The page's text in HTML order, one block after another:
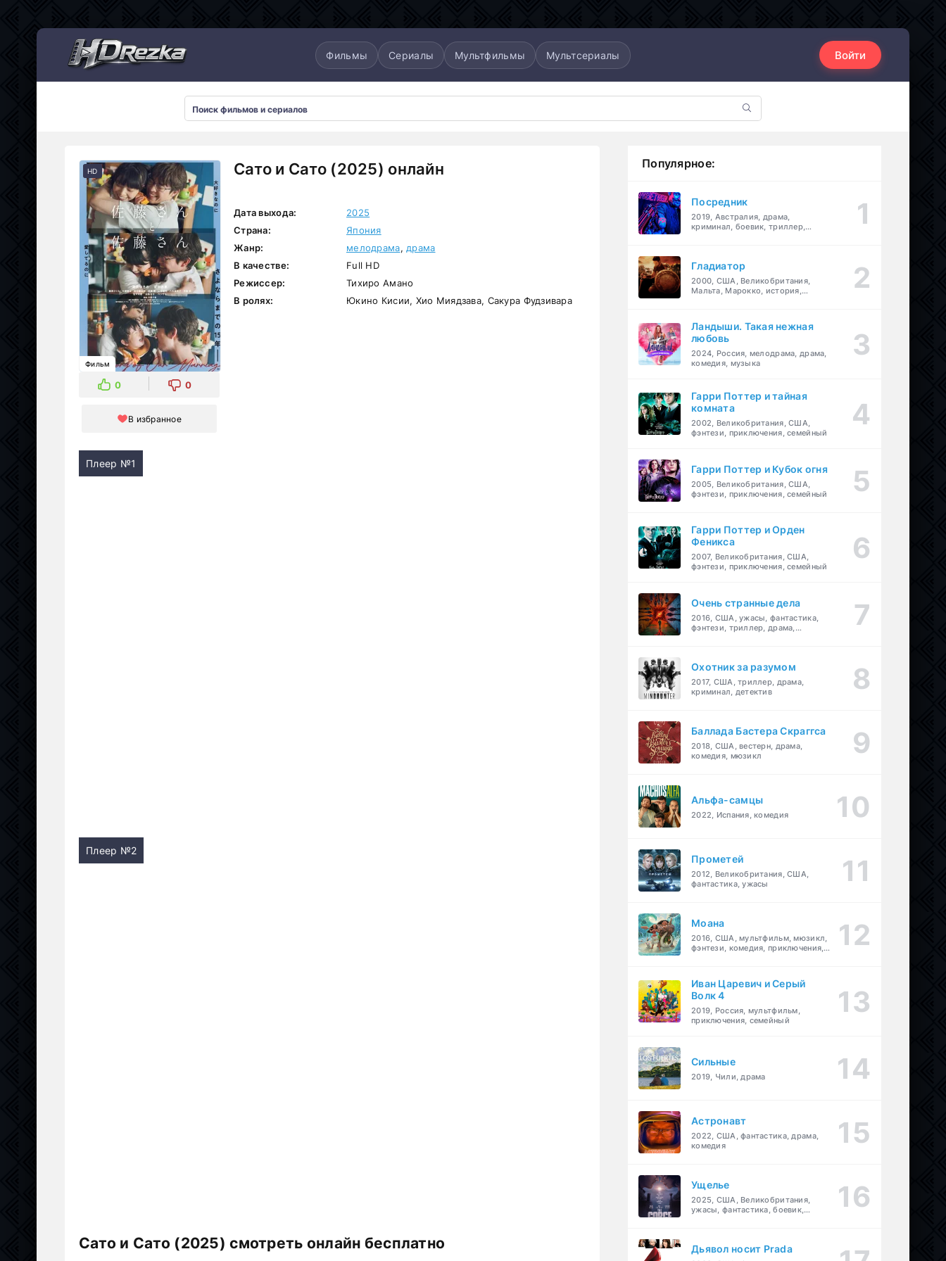
Фильмы Сериалы Мультфильмы Мультсериалы Войти
Сато и Сато (2025) онлайн
HD
Фильм
0 0
В избранное
Дата выхода:
2025
Страна:
Япония
Жанр:
мелодрама, драма
В качестве:
Full HD
Режиссер:
Тихиро Амано
В ролях:
Юкино Кисии, Хио Миядзава, Сакура Фудзивара
Плеер №1
Плеер №2
Сато и Сато (2025) смотреть онлайн бесплатно
Популярное:
Посредник
2019, Австралия, драма,
криминал, боевик, триллер,
Гладиатор
2000, США, Великобритания,
Мальта, Марокко, история,
Ландыши. Такая нежная
любовь
2024, Россия, мелодрама, драма,
комедия, музыка
Гарри Поттер и тайная
комната
2002, Великобритания, США,
фэнтези, приключения, семейный
Гарри Поттер и Кубок огня
2005, Великобритания, США,
фэнтези, приключения, семейный
Гарри Поттер и Орден
Феникса
2007, Великобритания, США,
фэнтези, приключения, семейный
Очень странные дела
2016, США, ужасы, фантастика,
фэнтези, триллер, драма,
Охотник за разумом
2017, США, триллер, драма,
криминал, детектив
Баллада Бастера Скраггса
2018, США, вестерн, драма,
комедия, мюзикл
Альфа-самцы
2022, Испания, комедия
Прометей
2012, Великобритания, США,
фантастика, ужасы
Моана
2016, США, мультфильм, мюзикл,
фэнтези, комедия, приключения,
Иван Царевич и Серый
Волк 4
2019, Россия, мультфильм,
приключения, семейный
Сильные
2019, Чили, драма
Астронавт
2022, США, фантастика, драма,
комедия
Ущелье
2025, США, Великобритания,
ужасы, фантастика, боевик,
Дьявол носит Prada
Мультсериалы